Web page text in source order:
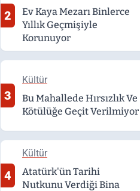
2
Ev Kaya Mezarı Binlerce
Yıllık Geçmişiyle
Korunuyor
3
Kültür
Bu Mahallede Hırsızlık Ve
Kötülüğe Geçit Verilmiyor
4
Kültür
Atatürk'ün Tarihi
Nutkunu Verdiği Bina